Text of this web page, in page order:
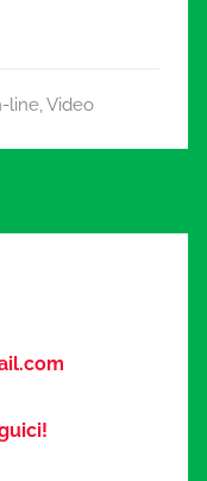
line,Video